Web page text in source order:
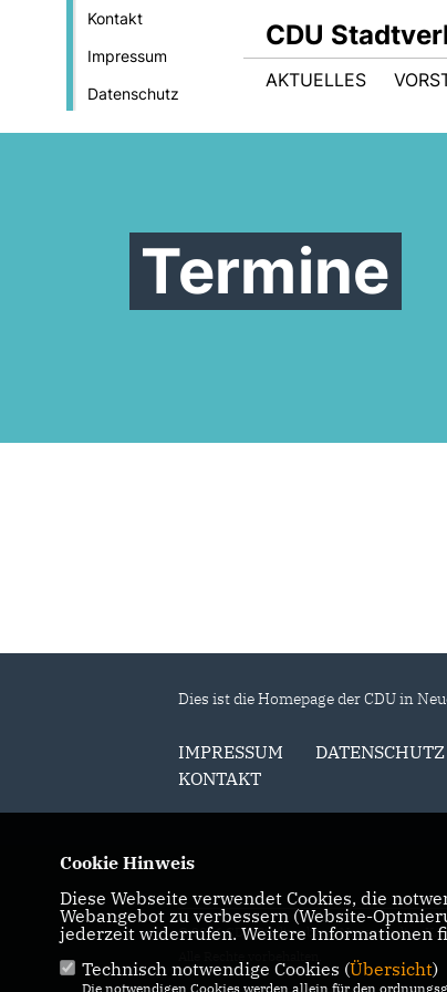
Kontakt
Impressum
Datenschutz
CDU
AKTUELLES
Termine
Dies ist die Homepage der CDU in
IMPRESSUM
DATENSCHUTZ
KONTAKT
© 2026 CDU Stadtverband Neuenstadt a. K.
Cookie Hinweis
Diese Webseite verwendet Cookies, die
Webangebot zu verbessern (Website-
jederzeit widerrufen. Weitere Informationen
Technisch notwendige Cookies (Übersicht)
Die notwendigen Cookies werden allein für den